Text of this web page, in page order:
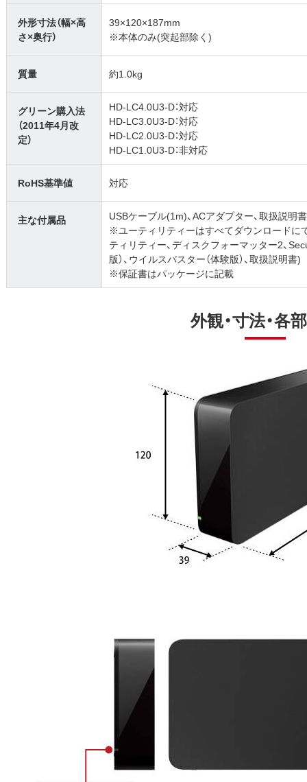
外形寸法（幅×高
さ×奥行）
39×120×187mm
※本体のみ(突起部除く)
質量 約1.0kg
グリーン購入法
（2011年4月改
定）
HD-LC4.0U3-D：対応
HD-LC3.0U3-D：対応
HD-LC2.0U3-D：対応
HD-LC1.0U3-D：非対応
RoHS基準値 対応
主な付属品
USBケーブル(1m)、ACアダプター、取扱説明書
※ユーティリティーはすべてダウンロードに
ティリティー、ディスクフォーマッター2、
版）、ウイルスバスター（体験版）、取扱説明書)
※保証書はパッケージに記載
外観・寸法・各